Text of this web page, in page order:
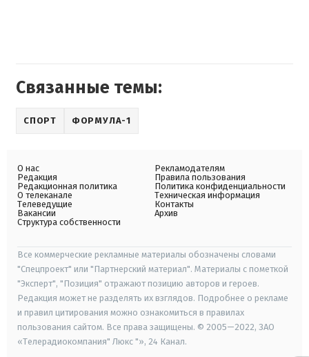
Связанные темы:
СПОРТ ФОРМУЛА-1
О нас
Редакция
Редакционная политика
О телеканале
Телеведущие
Вакансии
Структура собственности
Рекламодателям
Правила пользования
Политика конфиденциальности
Техническая информация
Контакты
Архив
Все коммерческие рекламные материалы обозначены словами
"Спецпроект" или "Партнерский материал". Материалы с пометкой
"Эксперт", "Позиция" отражают позицию авторов и героев.
Редакция может не разделять их взглядов. Подробнее о рекламе
и правил цитирования можно ознакомиться в правилах
пользования сайтом. Все права защищены. © 2005—2022, ЗАО
«Телерадиокомпания" Люкс "», 24 Канал.